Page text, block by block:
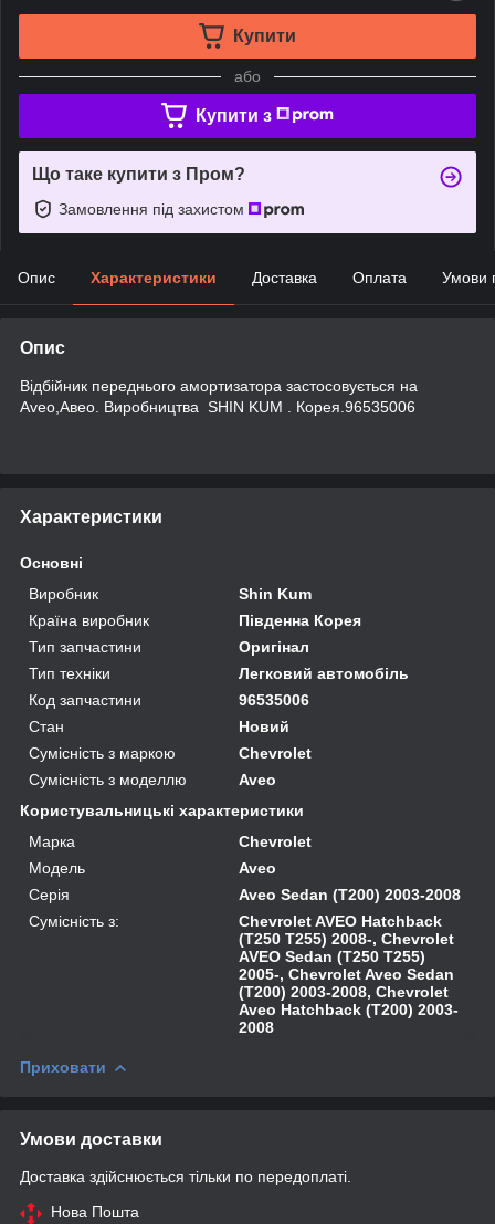
Купити
або
Купити з
Що таке купити з Пром?
Замовлення під захистом
Опис Характеристики Доставка Оплата Умови
Опис
Відбійник переднього амортизатора застосовується на
Aveo,Авео. Виробництва SHIN KUM . Корея.96535006
Характеристики
Основні
Виробник
Shin Kum
Країна виробник
Південна Корея
Тип запчастини
Оригінал
Тип техніки
Легковий автомобіль
Код запчастини
96535006
Стан
Новий
Сумісність з маркою
Chevrolet
Сумісність з моделлю
Aveo
Користувальницькі характеристики
Марка
Chevrolet
Модель
Aveo
Серія
Aveo Sedan (T200) 2003-2008
Сумісність з:
Chevrolet AVEO Hatchback
(T250 T255) 2008-, Chevrolet
AVEO Sedan (T250 T255)
2005-, Chevrolet Aveo Sedan
(T200) 2003-2008, Chevrolet
Aveo Hatchback (T200) 2003-
2008
Приховати
Умови доставки
Доставка здійснюється тільки по передоплаті.
Нова Пошта